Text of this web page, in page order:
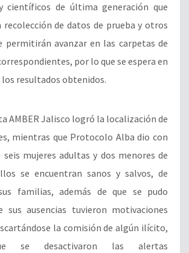
científicos de última generación que
de datos de prueba y otros
permitirán avanzar en las carpetas de
por lo que se espera en
resultados obtenidos.
AMBER Jalisco logró la localización de
mientras que Protocolo Alba dio con
mujeres adultas y dos menores de
se encuentran sanos y salvos, de
familias, además de que se pudo
sus ausencias tuvieron motivaciones
la comisión de algún ilícito,
se desactivaron las alertas